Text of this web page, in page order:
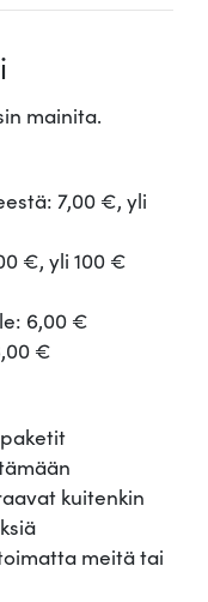
mainita.
7,00 €, yli
€, yli 100 €
6,00 €
€
kuitenkin
meitä tai